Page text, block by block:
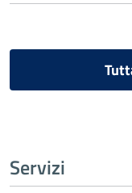
Servizi